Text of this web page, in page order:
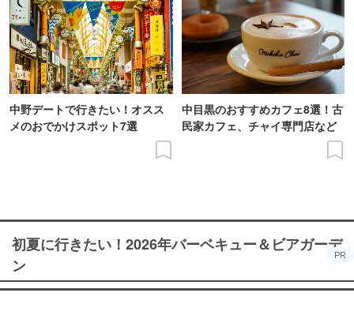
中野デートで行きたい！オスス
メのおでかけスポット7選
中目黒のおすすめカフェ8選！古
民家カフェ、チャイ専門店など
初夏に行きたい！2026年バーベキュー＆ビアガーデ
ン
PR